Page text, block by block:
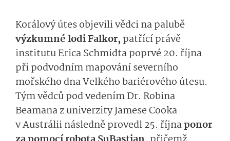
Korálový útes objevili vědci na palubě
výzkumné lodi Falkor,patřící právě
institutu Erica Schmidta poprvé 20. října
při podvodním mapování severního
mořského dna Velkého bariérového útesu.
Tým vědců pod vedením Dr. Robina
Beamana z univerzity Jamese Cooka
v Austrálii následně provedl 25. říjnaponor